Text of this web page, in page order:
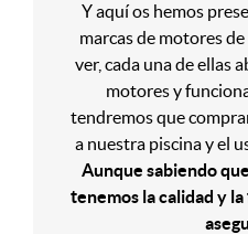
Y aquí os hemos
marcas de motores
ver, cada una de ellas
motores y
tendremos que
a nuestra piscina y el
Aunque sabiendo
tenemos la calidad y